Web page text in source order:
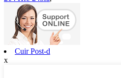
Cuir Post-d
x